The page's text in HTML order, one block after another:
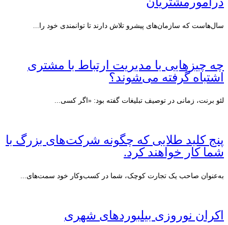
سال‌هاست که سازمان‌های پیشرو تلاش دارند تا توانمندی خود را...
چه چیزهایی با مدیریت ارتباط با مشتری
اشتباه گرفته می‌شوند؟
لئو برنت، زمانی در توصیف تبلیغات گفته بود: «اگر کسی...
پنج کلید طلایی که چگونه شرکت‌های بزرگ با
شما کار خواهند کرد.
به‌عنوان صاحب یک تجارت کوچک، شما در کسب‌وکار خود سمت‌های...
اکران نوروزی بیلبوردهای شهری